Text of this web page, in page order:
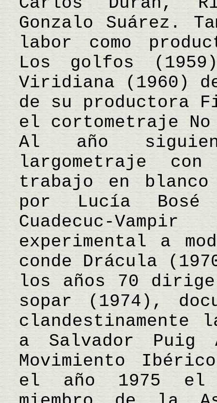
Gonzalo Suárez.
labor como
Los golfos
Viridiana (1960)
de su productora
el cortometraje
Al año
largometraje
trabajo en blanco
por Lucía
Cuadecuc-
experimental a
conde Drácula
los años 70
sopar (1974),
clandestinamente
a Salvador
Movimiento
el año 1975 el